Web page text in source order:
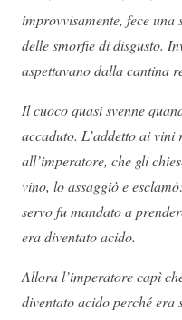
improvvisamente, fece
delle smorfie di disgusto.
aspettavano dalla cantina
Il cuoco quasi svenne
accaduto. L’addetto ai
all’imperatore, che gli
vino, lo assaggiò e
servo fu mandato a
era diventato acido.
Allora l’imperatore capì
diventato acido perché